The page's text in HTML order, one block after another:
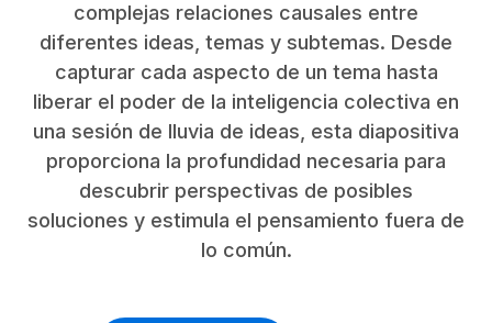
complejas relaciones causales entre
diferentes ideas, temas y subtemas. Desde
capturar cada aspecto de un tema hasta
liberar el poder de la inteligencia colectiva en
una sesión de lluvia de ideas, esta diapositiva
proporciona la profundidad necesaria para
descubrir perspectivas de posibles
soluciones y estimula el pensamiento fuera de
lo común.